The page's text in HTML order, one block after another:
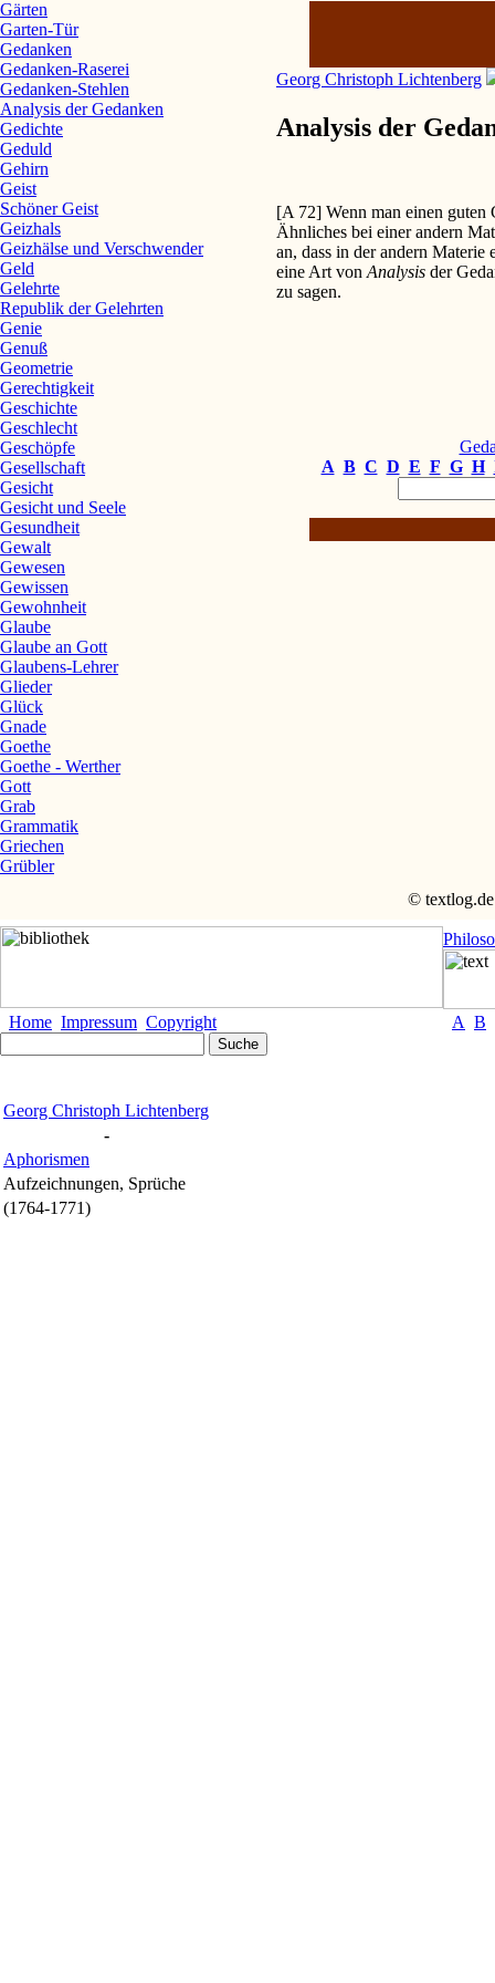
Georg Christoph Lichtenberg
Analysis der
[A 72] Wenn man einen guten
Ähnliches bei einer andern
an, dass in der andern Materie
eine Art von Analysis der
zu sagen.
A B C D E F G H
Gärten
Garten-Tür
Gedanken
Gedanken-Raserei
Gedanken-Stehlen
Analysis der Gedanken
Gedichte
Geduld
Gehirn
Geist
Schöner Geist
Geizhals
Geizhälse und Verschwender
Geld
Gelehrte
Republik der Gelehrten
Genie
Genuß
Geometrie
Gerechtigkeit
Geschichte
Geschlecht
Geschöpfe
Gesellschaft
Gesicht
Gesicht und Seele
Gesundheit
Gewalt
Gewesen
Gewissen
Gewohnheit
Glaube
Glaube an Gott
Glaubens-Lehrer
Glieder
Glück
Gnade
Goethe
Goethe - Werther
Gott
Grab
Grammatik
Griechen
Grübler
© textlog.de
Home Impressum Copyright A B
Georg Christoph Lichtenberg
-
Aphorismen
Aufzeichnungen, Sprüche
(1764-1771)